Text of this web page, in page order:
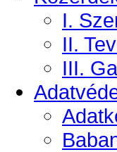
I.
II.
III.